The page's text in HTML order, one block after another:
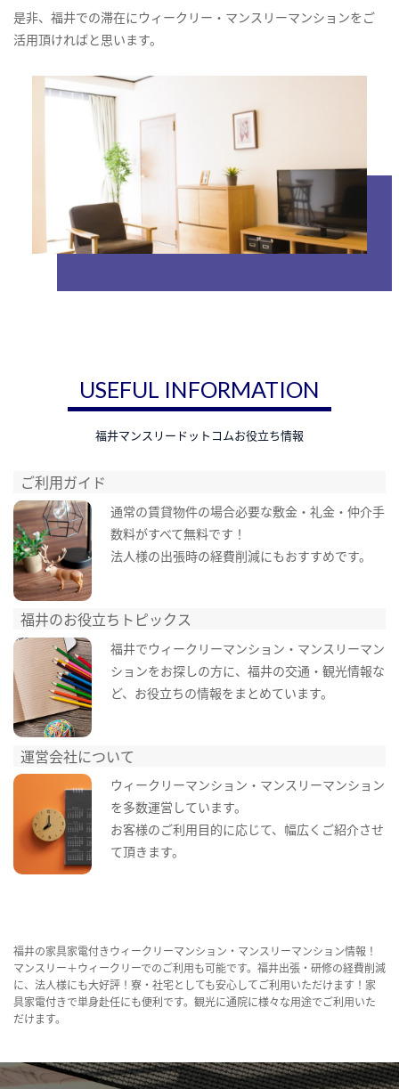
是非、福井での滞在にウィークリー・マンスリーマンションをご
活用頂ければと思います。
USEFUL INFORMATION
福井マンスリードットコムお役立ち情報
ご利用ガイド
通常の賃貸物件の場合必要な敷金・礼金・仲介手
数料がすべて無料です！
法人様の出張時の経費削減にもおすすめです。
福井のお役立ちトピックス
福井でウィークリーマンション・マンスリーマン
ションをお探しの方に、福井の交通・観光情報な
ど、お役立ちの情報をまとめています。
運営会社について
ウィークリーマンション・マンスリーマンション
を多数運営しています。
お客様のご利用目的に応じて、幅広くご紹介させ
て頂きます。
福井の家具家電付きウィークリーマンション・マンスリーマンション情報！
マンスリー＋ウィークリーでのご利用も可能です。福井出張・研修の経費削減
に、法人様にも大好評！寮・社宅としても安心してご利用いただけます！家
具家電付きで単身赴任にも便利です。観光に通院に様々な用途でご利用いた
だけます。